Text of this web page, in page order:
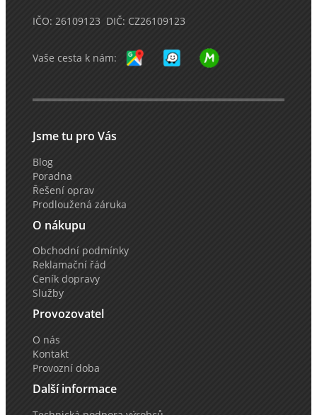
IČO: 26109123 DIČ: CZ26109123
Vaše cesta k nám:
Jsme tu pro Vás
Blog
Poradna
Řešení oprav
Prodloužená záruka
O nákupu
Obchodní podmínky
Reklamační řád
Ceník dopravy
Služby
Provozovatel
O nás
Kontakt
Provozní doba
Další informace